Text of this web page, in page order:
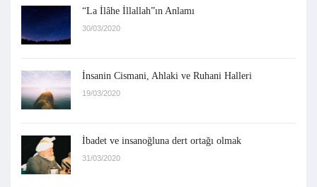
“La İlâhe İllallah”ın Anlamı
30/03/2020
İnsanin Cismani, Ahlaki ve Ruhani Halleri
19/03/2020
İbadet ve insanoğluna dert ortağı olmak
31/03/2020